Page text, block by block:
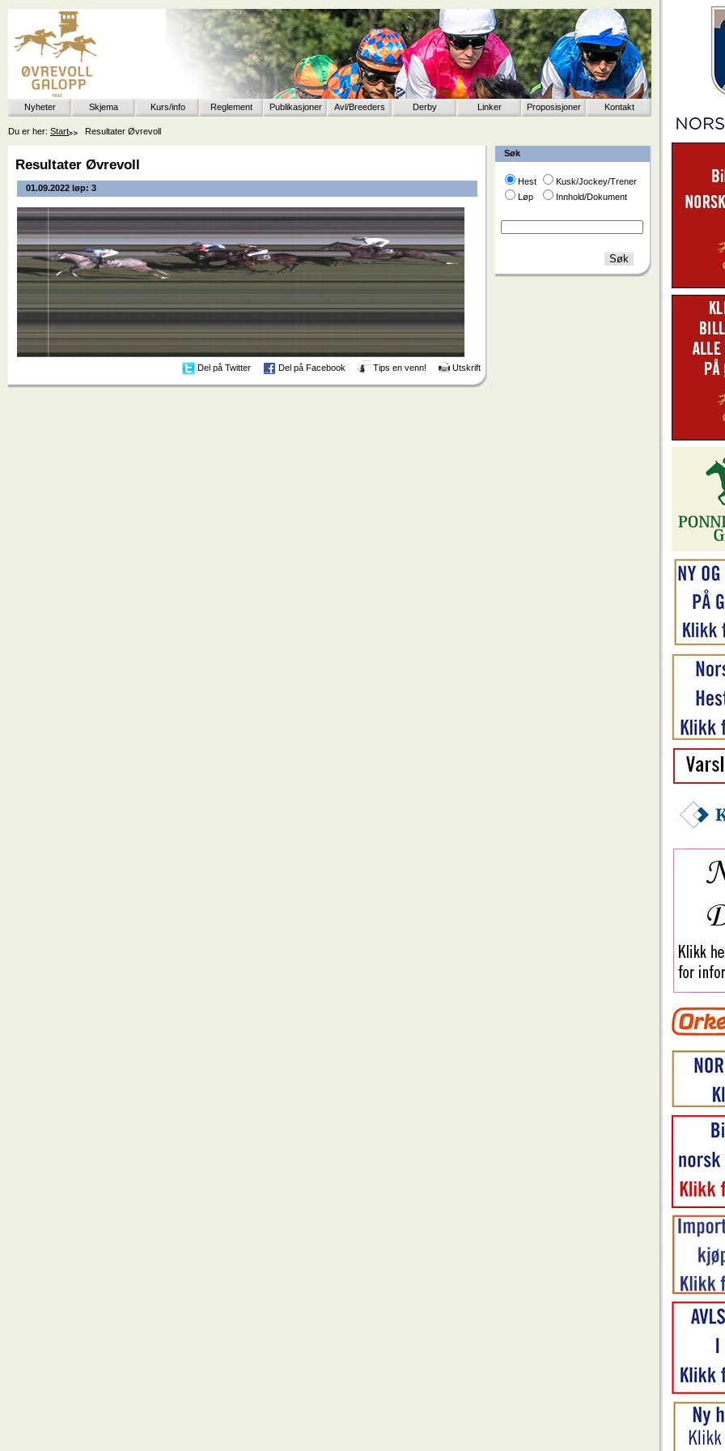
Nyheter Skjema Kurs/info Reglement Publikasjoner Avl/Breeders Derby Linker Proposisjoner Kontakt
Du er her: Start Resultater Øvrevoll
Søk
Hest
Kusk/Jockey/Trener
Løp
Innhold/Dokument
Resultater Øvrevoll
01.09.2022 løp: 3
Del på Twitter Del på Facebook Tips en venn! Utskrift